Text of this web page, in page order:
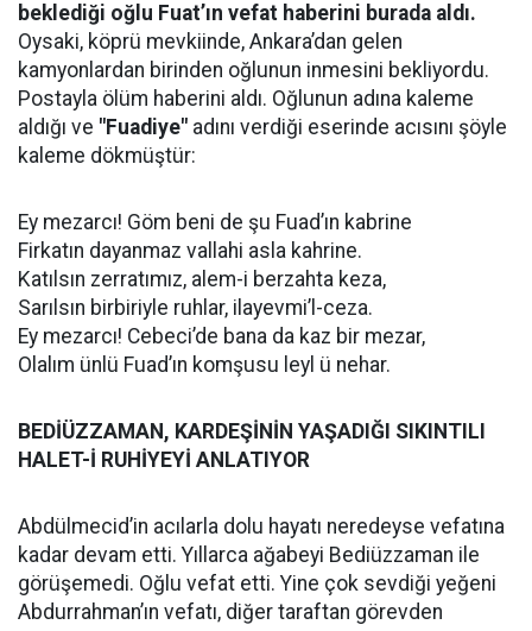
beklediği oğlu Fuat’ın vefat haberini burada aldı.
Oysaki, köprü mevkiinde, Ankara’dan gelen
kamyonlardan birinden oğlunun inmesini bekliyordu.
Postayla ölüm haberini aldı. Oğlunun adına kaleme
aldığı ve "Fuadiye" adını verdiği eserinde acısını şöyle
kaleme dökmüştür:
Ey mezarcı! Göm beni de şu Fuad’ın kabrine
Firkatın dayanmaz vallahi asla kahrine.
Katılsın zerratımız, alem-i berzahta keza,
Sarılsın birbiriyle ruhlar, ilayevmi’l-ceza.
Ey mezarcı! Cebeci’de bana da kaz bir mezar,
Olalım ünlü Fuad’ın komşusu leyl ü nehar.
BEDİÜZZAMAN, KARDEŞİNİN YAŞADIĞI SIKINTILI
HALET-İ RUHİYEYİ ANLATIYOR
Abdülmecid’in acılarla dolu hayatı neredeyse vefatına
kadar devam etti. Yıllarca ağabeyi Bediüzzaman ile
görüşemedi. Oğlu vefat etti. Yine çok sevdiği yeğeni
Abdurrahman’ın vefatı, diğer taraftan görevden